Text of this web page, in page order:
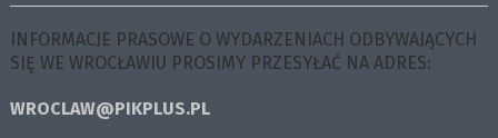
INFORMACJE PRASOWE O WYDARZENIACH ODBYWAJĄCYCH
SIĘ WE WROCŁAWIU PROSIMY PRZESYŁAĆ NA ADRES:
WROCLAW@PIKPLUS.PL